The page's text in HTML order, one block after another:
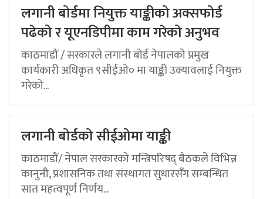
लगानी बोर्डमा नियुक्त याङ्कीको अक्सफोर्ड
पढेको र यूएनडिपीमा काम गरेको अनुभव
काठमाडौं / सरकारले लगानी बोर्ड नेपालको प्रमुख
कार्यकारी अधिकृत ९सीईओ० मा याङ्की उक्यावलाई नियुक्त
गरेको...
लगानी बोर्डको सीईओमा याङ्की
काठमाडौं/ नेपाल सरकारको मन्त्रिपरिषद् बैठकले विभिन्न
कानुनी, प्रशासनिक तथा संस्थागत सुधारसँग सम्बन्धित
सात महत्वपूर्ण निर्णय...